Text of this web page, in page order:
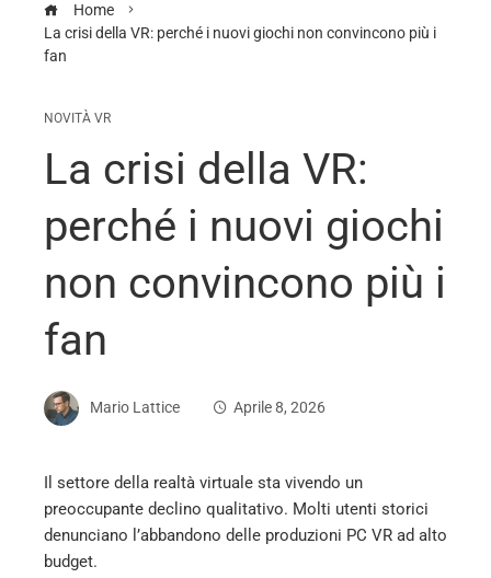
Home
La crisi della VR: perché i nuovi giochi non convincono più i
fan
NOVITÀ VR
La crisi della VR:
perché i nuovi giochi
non convincono più i
fan
Mario Lattice Aprile 8, 2026
Il settore della realtà virtuale sta vivendo un
preoccupante declino qualitativo. Molti utenti storici
denunciano l’abbandono delle produzioni PC VR ad alto
budget.